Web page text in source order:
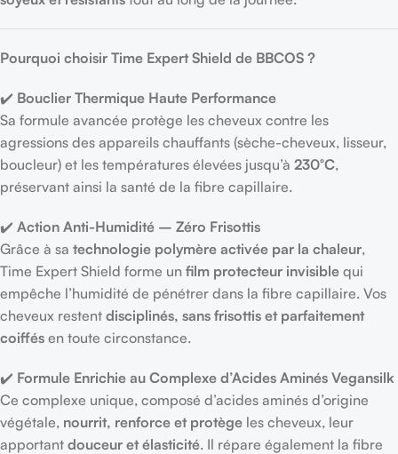
Pourquoi choisir Time Expert Shield de BBCOS ?
✔️ Bouclier Thermique Haute Performance
Sa formule avancée protège les cheveux contre les
agressions des appareils chauffants (sèche-cheveux, lisseur,
boucleur) et les températures élevées jusqu’à 230°C,
préservant ainsi la santé de la fibre capillaire.
✔️ Action Anti-Humidité – Zéro Frisottis
Grâce à sa technologie polymère activée par la chaleur,
Time Expert Shield forme un film protecteur invisible qui
empêche l’humidité de pénétrer dans la fibre capillaire. Vos
cheveux restent disciplinés, sans frisottis et parfaitement
coiffés en toute circonstance.
✔️ Formule Enrichie au Complexe d’Acides Aminés Vegansilk
Ce complexe unique, composé d’acides aminés d’origine
végétale, nourrit, renforce et protège les cheveux, leur
apportant douceur et élasticité. Il répare également la fibre